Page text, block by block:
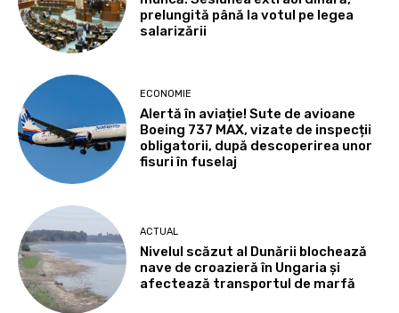
prelungită până la votul pe legea
salarizării
ECONOMIE
Alertă în aviație! Sute de avioane
Boeing 737 MAX, vizate de inspecții
obligatorii, după descoperirea unor
fisuri în fuselaj
ACTUAL
Nivelul scăzut al Dunării blochează
nave de croazieră în Ungaria și
afectează transportul de marfă